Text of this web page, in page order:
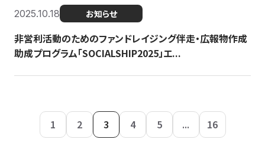
2025.10.18 お知らせ
非営利活動のためのファンドレイジング伴走・広報物作成
助成プログラム「SOCIALSHIP2025」エ...
1 2 3 4 5 ... 16